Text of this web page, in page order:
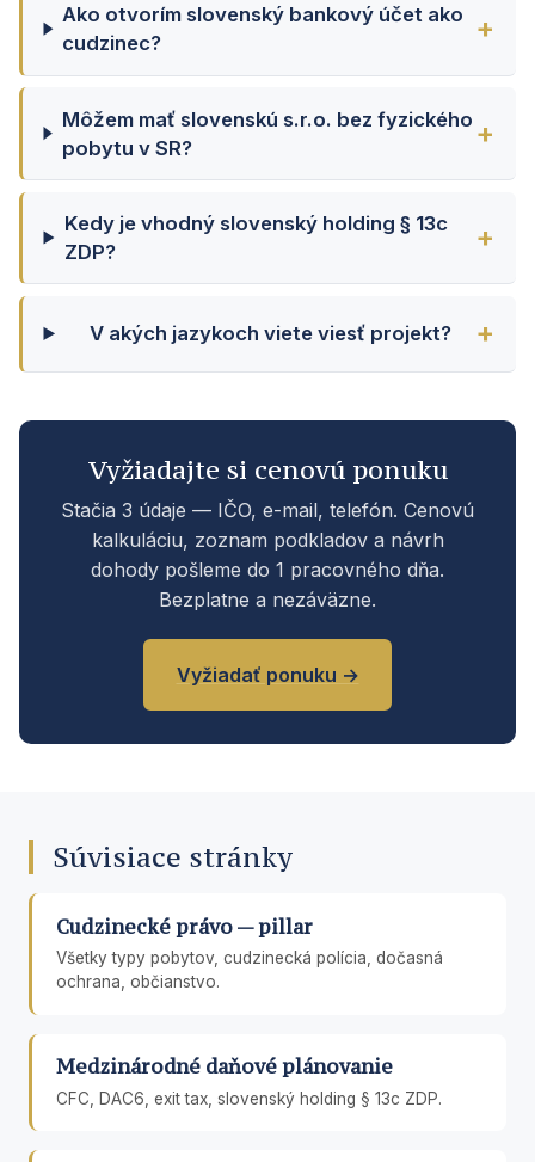
Ako otvorím slovenský bankový účet ako
cudzinec?
Môžem mať slovenskú s.r.o. bez fyzického
pobytu v SR?
Kedy je vhodný slovenský holding § 13c
ZDP?
V akých jazykoch viete viesť projekt?
Vyžiadajte si cenovú ponuku
Stačia 3 údaje — IČO, e-mail, telefón. Cenovú
kalkuláciu, zoznam podkladov a návrh
dohody pošleme do 1 pracovného dňa.
Bezplatne a nezáväzne.
Vyžiadať ponuku →
Súvisiace stránky
Cudzinecké právo — pillar
Všetky typy pobytov, cudzinecká polícia, dočasná
ochrana, občianstvo.
Medzinárodné daňové plánovanie
CFC, DAC6, exit tax, slovenský holding § 13c ZDP.